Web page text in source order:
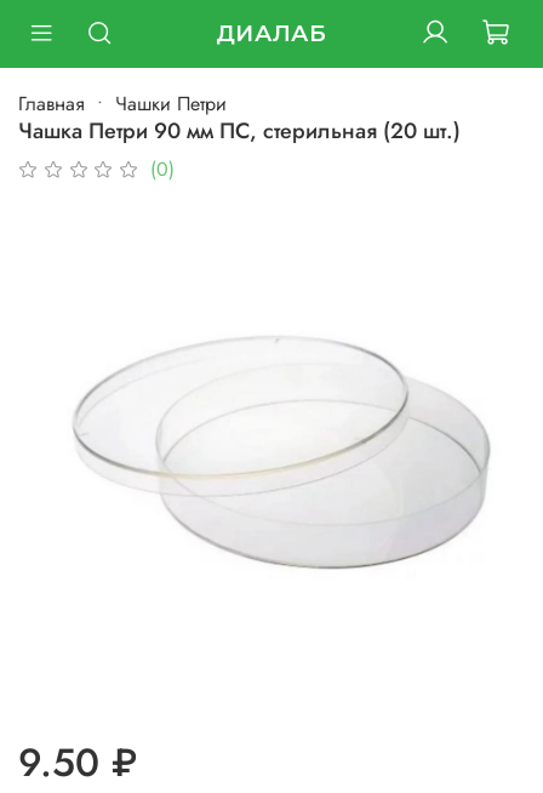
ДИАЛАБ
Главная Чашки Петри
Чашка Петри 90 мм ПС, стерильная (20 шт.)
(0)
9.50 ₽